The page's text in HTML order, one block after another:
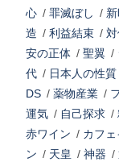
心 / 罪滅ぼし /
造 / 利益結束 /
安の正体 / 聖翼 /
代 / 日本人の性質
DS / 薬物産業 /
運気 / 自己探求 /
赤ワイン / カフェ
ン / 天皇 / 神器 /